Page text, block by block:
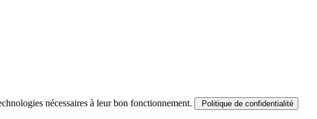
nécessaires à leur bon fonctionnement.
Politique de confidentialité